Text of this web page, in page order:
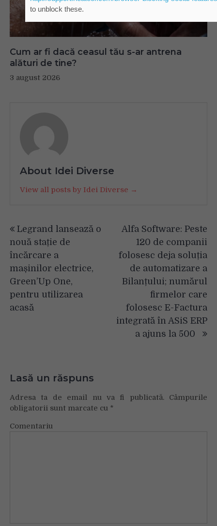
Cum ar fi dacă ceasul tău s-ar antrena
alături de tine?
3 august 2026
About Idei Diverse
View all posts by Idei Diverse →
în
articole
Legrand lansează o
nouă stație de
încărcare a
mașinilor electrice,
Green’Up One,
pentru utilizarea
acasă
Alfa Software: Peste
120 de companii
folosesc deja soluția
de automatizare a
Bilanțului; numărul
firmelor care
folosesc E-Factura
integrată în ASiS ERP
a ajuns la 500
Lasă un răspuns
Adresa ta de email nu va fi publicată.Câmpurile
obligatorii sunt marcate cu *
Comentariu